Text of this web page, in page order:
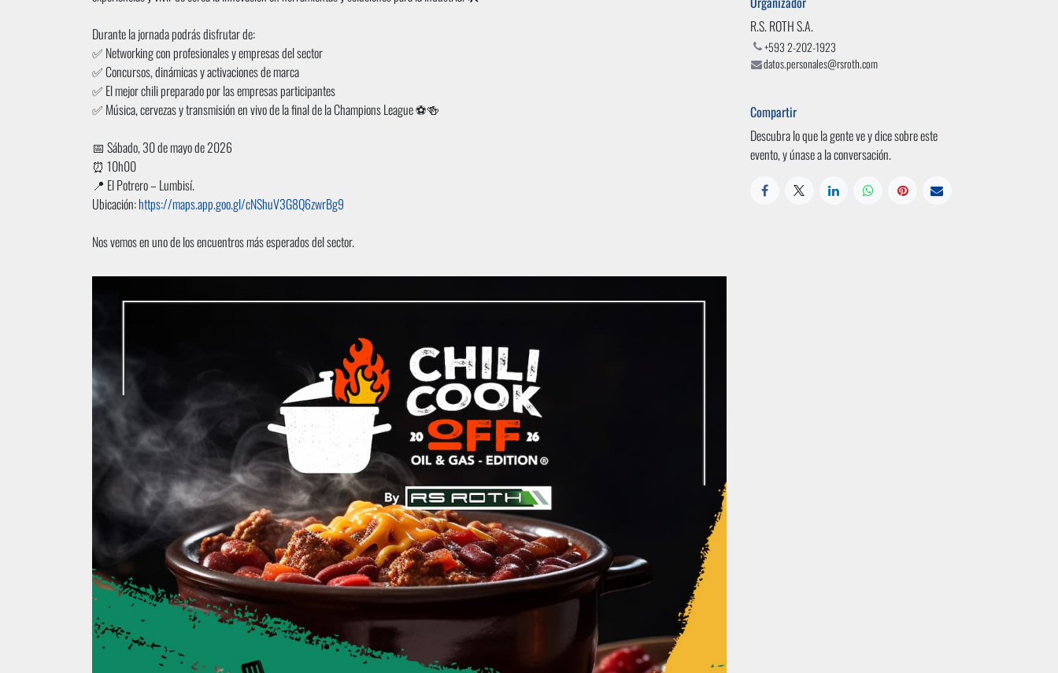
Durante la jornada podrás disfrutar de:
✅ Networking con profesionales y empresas del sector
✅ Concursos, dinámicas y activaciones de marca
✅ El mejor chili preparado por las empresas participantes
✅ Música, cervezas y transmisión en vivo de la final de la Champions League ⚽🍻
📅 Sábado, 30 de mayo de 2026
⏰ 10h00
📍 El Potrero – Lumbisí.
Ubicación:https://maps.app.goo.gl/cNShuV3G8Q6zwrBg9
Nos vemos en uno de los encuentros más esperados del sector.
R.S. ROTH S.A.
+593 2-202-1923
datos.personales@rsroth.com
Compartir
Descubra lo que la gente ve y dice sobre este
evento, y únase a la conversación.